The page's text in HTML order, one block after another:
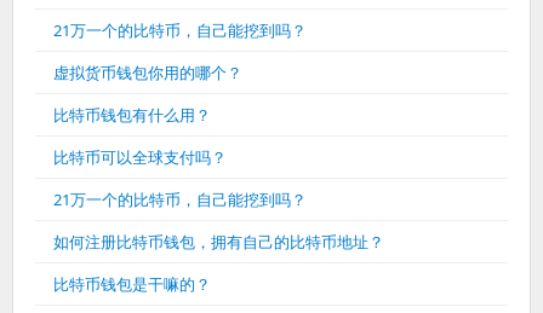
21万一个的比特币，自己能挖到吗？
虚拟货币钱包你用的哪个？
比特币钱包有什么用？
比特币可以全球支付吗？
21万一个的比特币，自己能挖到吗？
如何注册比特币钱包，拥有自己的比特币地址？
比特币钱包是干嘛的？